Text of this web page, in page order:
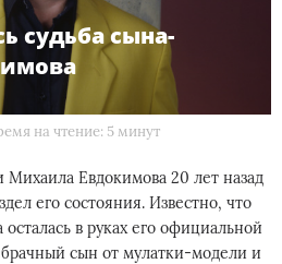
судьба сына-
на чтение: 5 минут
Михаила Евдокимова 20 лет назад
его состояния. Известно, что
осталась в руках его официальной
сын от мулатки-модели и